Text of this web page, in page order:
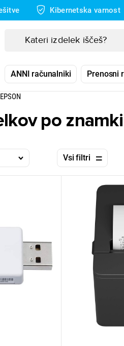
Kibernetska varnost
ANNI računalniki Prenosni
EPSON
po znamki
Vsi filtri